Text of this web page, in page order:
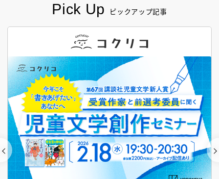
Pick Up ピックアップ記事